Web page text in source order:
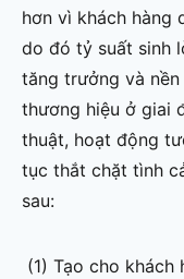
hơn vì khách hàng
do đó tỷ suất sinh
tăng trưởng và
thương hiệu ở giai
thuật, hoạt động
tục thắt chặt tình
sau:
(1) Tạo cho khách